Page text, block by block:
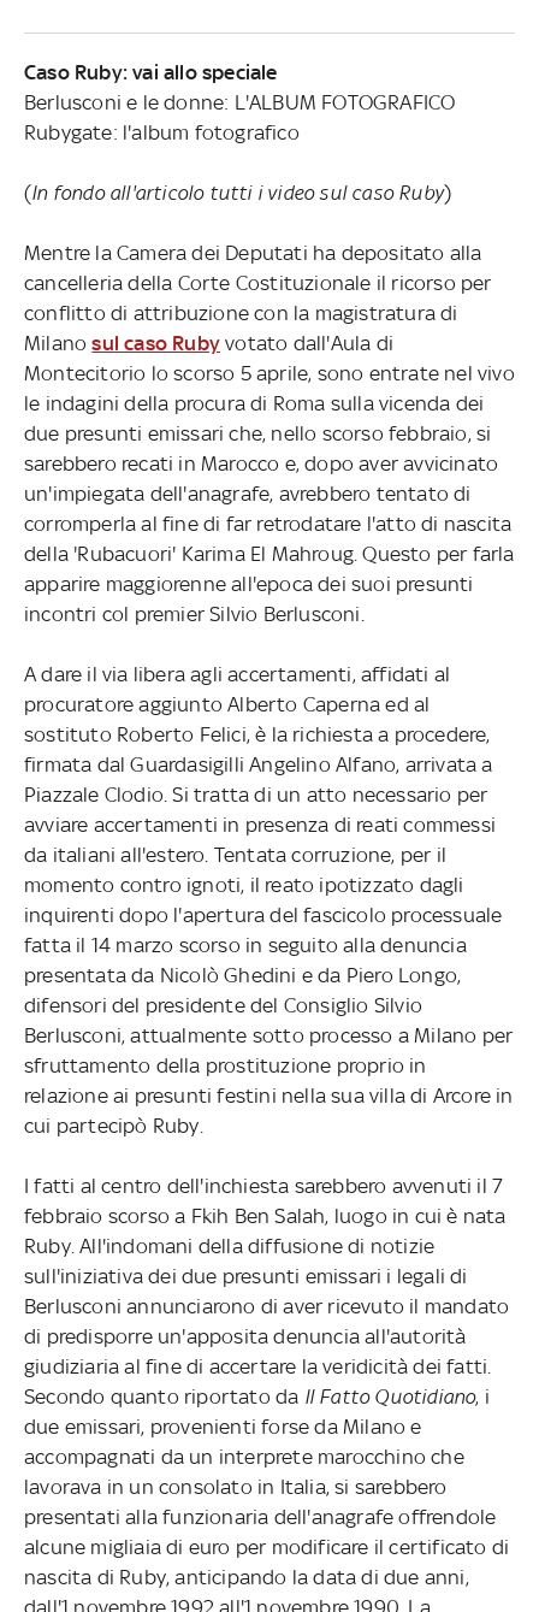
Caso Ruby: vai allo speciale
Berlusconi e le donne: L'ALBUM FOTOGRAFICO
Rubygate: l'album fotografico
(In fondo all'articolo tutti i video sul caso Ruby)
Mentre la Camera dei Deputati ha depositato alla
cancelleria della Corte Costituzionale il ricorso per
conflitto di attribuzione con la magistratura di
Milanosul caso Ruby votato dall'Aula di
Montecitorio lo scorso 5 aprile, sono entrate nel vivo
le indagini della procura di Roma sulla vicenda dei
due presunti emissari che, nello scorso febbraio, si
sarebbero recati in Marocco e, dopo aver avvicinato
un'impiegata dell'anagrafe, avrebbero tentato di
corromperla al fine di far retrodatare l'atto di nascita
della 'Rubacuori' Karima El Mahroug. Questo per farla
apparire maggiorenne all'epoca dei suoi presunti
incontri col premier Silvio Berlusconi.
A dare il via libera agli accertamenti, affidati al
procuratore aggiunto Alberto Caperna ed al
sostituto Roberto Felici, è la richiesta a procedere,
firmata dal Guardasigilli Angelino Alfano, arrivata a
Piazzale Clodio. Si tratta di un atto necessario per
avviare accertamenti in presenza di reati commessi
da italiani all'estero. Tentata corruzione, per il
momento contro ignoti, il reato ipotizzato dagli
inquirenti dopo l'apertura del fascicolo processuale
fatta il 14 marzo scorso in seguito alla denuncia
presentata da Nicolò Ghedini e da Piero Longo,
difensori del presidente del Consiglio Silvio
Berlusconi, attualmente sotto processo a Milano per
sfruttamento della prostituzione proprio in
relazione ai presunti festini nella sua villa di Arcore in
cui partecipò Ruby.
I fatti al centro dell'inchiesta sarebbero avvenuti il 7
febbraio scorso a Fkih Ben Salah, luogo in cui è nata
Ruby. All'indomani della diffusione di notizie
sull'iniziativa dei due presunti emissari i legali di
Berlusconi annunciarono di aver ricevuto il mandato
di predisporre un'apposita denuncia all'autorità
giudiziaria al fine di accertare la veridicità dei fatti.
Secondo quanto riportato da Il Fatto Quotidiano, i
due emissari, provenienti forse da Milano e
accompagnati da un interprete marocchino che
lavorava in un consolato in Italia, si sarebbero
presentati alla funzionaria dell'anagrafe offrendole
alcune migliaia di euro per modificare il certificato di
nascita di Ruby, anticipando la data di due anni,
dall'1 novembre 1992 all'1 novembre 1990. La